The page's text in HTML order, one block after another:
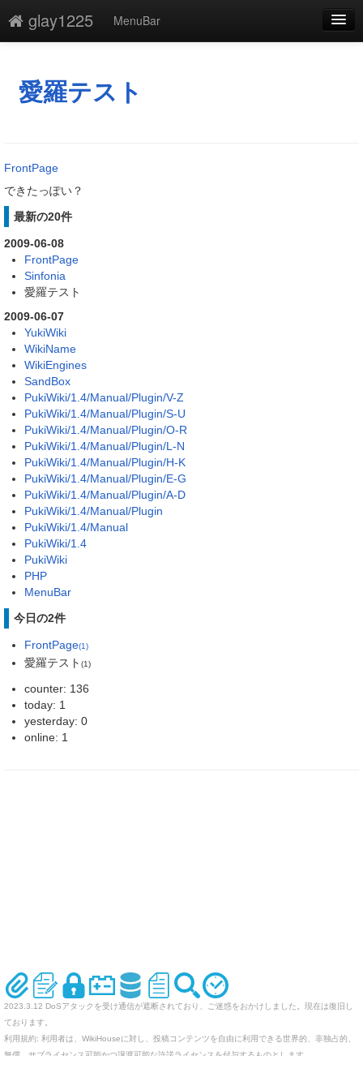
glay1225
MenuBar
添付
最終更新
一覧
単語検索
愛羅テスト
FrontPage
できたっぽい？
最新の20件
2009-06-08
FrontPage
Sinfonia
愛羅テスト
2009-06-07
YukiWiki
WikiName
WikiEngines
SandBox
PukiWiki/1.4/Manual/Plugin/V-Z
PukiWiki/1.4/Manual/Plugin/S-U
PukiWiki/1.4/Manual/Plugin/O-R
PukiWiki/1.4/Manual/Plugin/L-N
PukiWiki/1.4/Manual/Plugin/H-K
PukiWiki/1.4/Manual/Plugin/E-G
PukiWiki/1.4/Manual/Plugin/A-D
PukiWiki/1.4/Manual/Plugin
PukiWiki/1.4/Manual
PukiWiki/1.4
PukiWiki
PHP
MenuBar
今日の2件
FrontPage(1)
愛羅テスト (1)
counter: 136
today: 1
yesterday: 0
online: 1
2023.3.12 DoSアタックを受け通信が遮断されており、ご迷惑をおかけしました。現在は復旧し
ております。
利用規約: 利用者は、WikiHouseに対し、投稿コンテンツを自由に利用できる世界的、非独占的、
無償、サブライセンス可能かつ譲渡可能な許諾ライセンスを付与するものとします。